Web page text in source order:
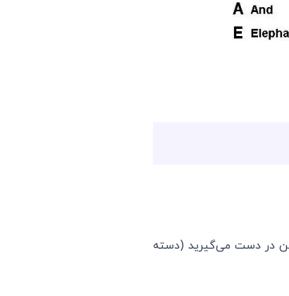
در دست می‌گیرید (دسته